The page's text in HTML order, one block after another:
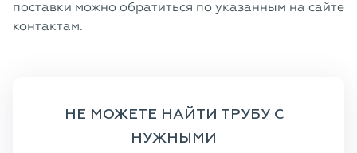
поставки можно обратиться по указанным на сайте
контактам.
НЕ МОЖЕТЕ НАЙТИ ТРУБУ С
НУЖНЫМИ